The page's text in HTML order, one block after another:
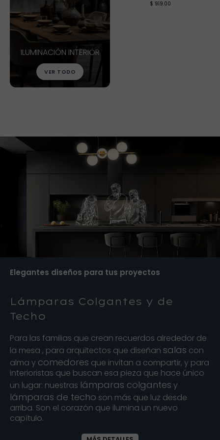
$ 919.00
$ 345.00
VER MÁS
ILUMINACIÓN INTERIOR
VER TODO
VER MÁS
Elegantes diseños para tus proyectos
Lámparas Colgantes y de
Techo
Para las familias que crean recuerdos alrededor de
la mesa , para arquitectos que diseñan salas con
alma y comedores que invitan a compartir, y para
interioristas que buscan esa pieza que hace único
un lugar: nuestras lámparas colgantes y
lámparas de techo son más que luz desde
arriba. Son el corazón que ilumina un nuevo
capítulo.